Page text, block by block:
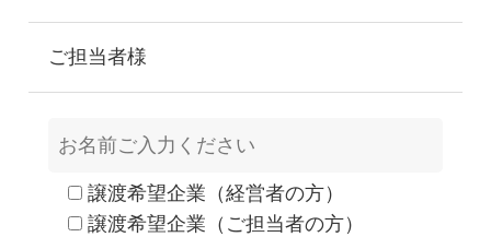
ご担当者様
譲渡希望企業（経営者の方）
譲渡希望企業（ご担当者の方）